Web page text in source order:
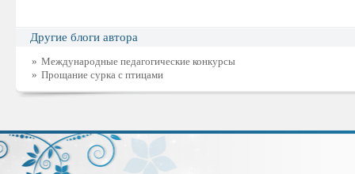
Другие блоги автора
» Международные педагогические конкурсы
» Прощание сурка с птицами